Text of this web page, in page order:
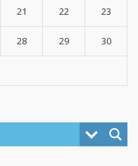
21 22 23
28 29 30